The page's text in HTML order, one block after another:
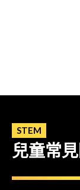
STEM
兒童常